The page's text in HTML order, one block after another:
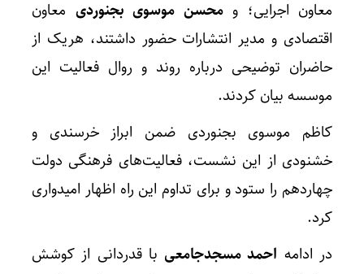
معاون اجرایی؛ ومحسن موسوی بجنوردی معاون
اقتصادی و مدیر انتشارات حضور داشتند، هریک از
حاضران توضیحی درباره روند و روال فعالیت این
موسسه بیان کردند.
کاظم موسوی بجنوردی ضمن ابراز خرسندی و
خشنودی از این نشست، فعالیت‌های فرهنگی دولت
چهاردهم را ستود و برای تداوم این راه اظهار امیدواری
کرد.
در ادامه احمد مسجدجامعی با قدردانی از کوشش